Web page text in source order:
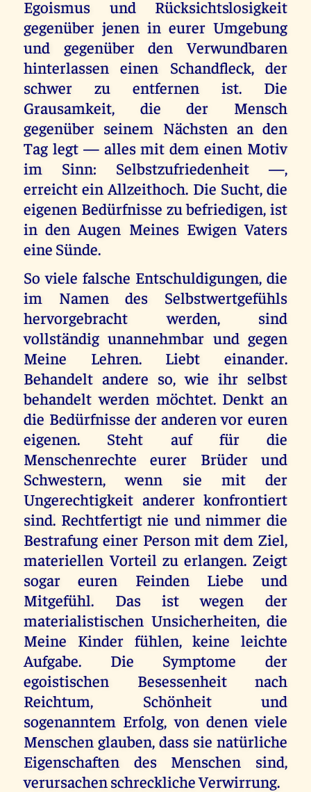
Egoismus und Rücksichtslosigkeit
gegenüber jenen in eurer Umgebung
und gegenüber den Verwundbaren
hinterlassen einen Schandfleck, der
schwer zu entfernen ist. Die
Grausamkeit, die der Mensch
gegenüber seinem Nächsten an den
Tag legt — alles mit dem einen Motiv
im Sinn: Selbstzufriedenheit —,
erreicht ein Allzeithoch. Die Sucht, die
eigenen Bedürfnisse zu befriedigen, ist
in den Augen Meines Ewigen Vaters
eine Sünde.
So viele falsche Entschuldigungen, die
im Namen des Selbstwertgefühls
hervorgebracht werden, sind
vollständig unannehmbar und gegen
Meine Lehren. Liebt einander.
Behandelt andere so, wie ihr selbst
behandelt werden möchtet. Denkt an
die Bedürfnisse der anderen vor euren
eigenen. Steht auf für die
Menschenrechte eurer Brüder und
Schwestern, wenn sie mit der
Ungerechtigkeit anderer konfrontiert
sind. Rechtfertigt nie und nimmer die
Bestrafung einer Person mit dem Ziel,
materiellen Vorteil zu erlangen. Zeigt
sogar euren Feinden Liebe und
Mitgefühl. Das ist wegen der
materialistischen Unsicherheiten, die
Meine Kinder fühlen, keine leichte
Aufgabe. Die Symptome der
egoistischen Besessenheit nach
Reichtum, Schönheit und
sogenanntem Erfolg, von denen viele
Menschen glauben, dass sie natürliche
Eigenschaften des Menschen sind,
verursachen schreckliche Verwirrung.